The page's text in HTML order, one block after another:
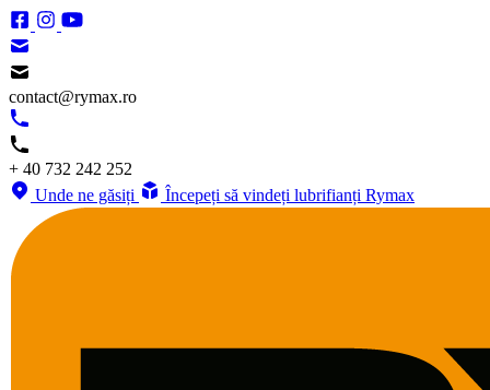
contact@rymax.ro
+ 40 732 242 252
Unde ne găsiți
Începeți să vindeți lubrifianți Rymax